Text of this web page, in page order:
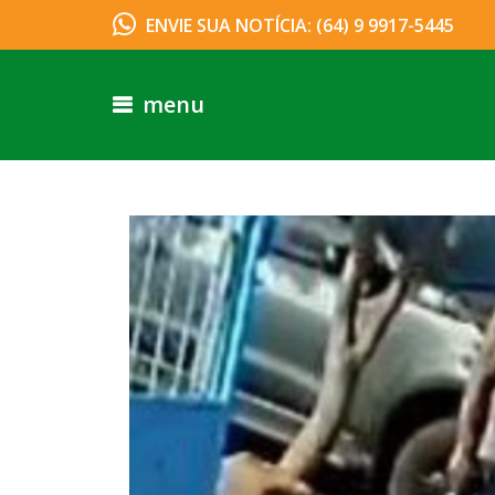
ENVIE SUA NOTÍCIA: (64) 9 9917-5445
menu